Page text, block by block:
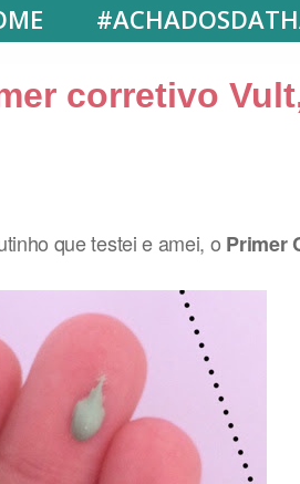
corretivo
que testei e amei, o Primer